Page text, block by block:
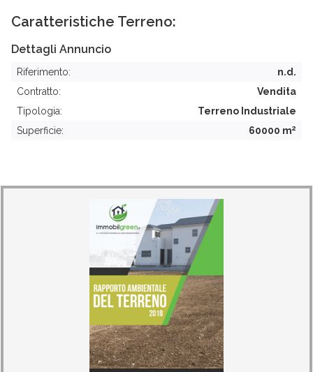
Caratteristiche Terreno:
Dettagli Annuncio
Riferimento:
n.d.
Contratto:
Vendita
Tipologia:
Terreno Industriale
Superficie:
60000 m2